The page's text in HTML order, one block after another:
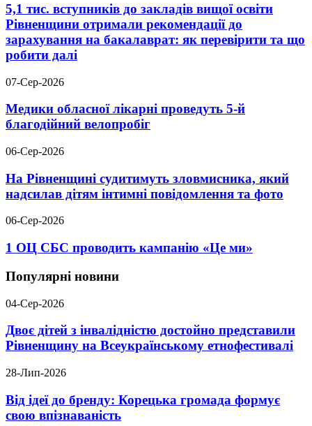
5,1 тис. вступників до закладів вищої освіти
Рівненщини отримали рекомендації до
зарахування на бакалаврат: як перевірити та що
робити далі
07-Сер-2026
Медики обласної лікарні проведуть 5-й
благодійний велопробіг
06-Сер-2026
На Рівненщині судитимуть зловмисника, який
надсилав дітям інтимні повідомлення та фото
06-Сер-2026
1 ОЦ СБС проводить кампанію «Це ми»
Популярні новини
04-Сер-2026
Двоє дітей з інвалідністю достойно представили
Рівненщину на Всеукраїнському етнофестивалі
28-Лип-2026
Від ідеї до бренду: Корецька громада формує
свою впізнаваність